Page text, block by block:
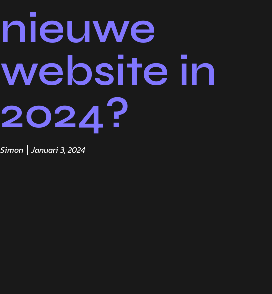
nieuwe
website in
2024?
Simon Januari 3, 2024